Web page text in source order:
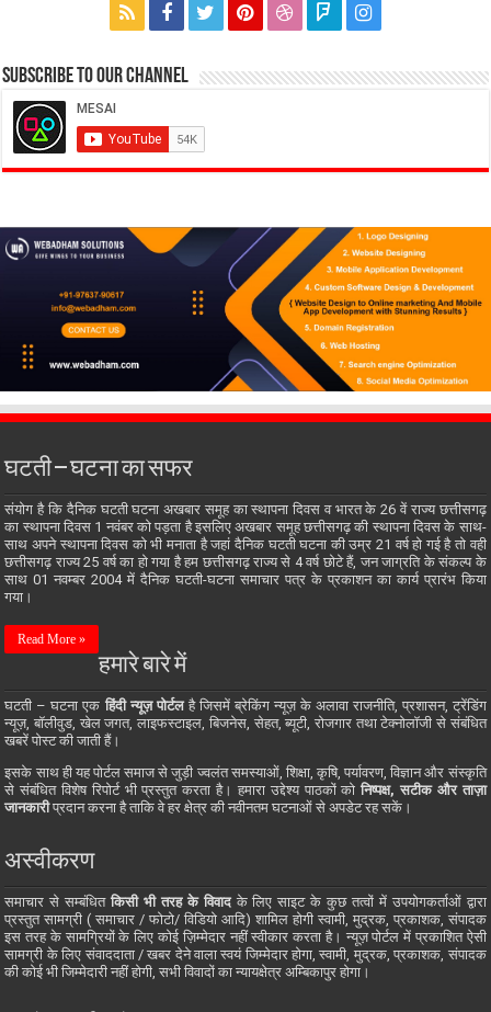
Subscribe to our Channel
घटती – घटना का सफर
संयोग है कि दैनिक घटती घटना अखबार समूह का स्थापना दिवस व भारत के 26 वें राज्य छत्तीसगढ़
का स्थापना दिवस 1 नवंबर को पड़ता है इसलिए अखबार समूह छत्तीसगढ़ की स्थापना दिवस के साथ-
साथ अपने स्थापना दिवस को भी मनाता है जहां दैनिक घटती घटना की उम्र 21 वर्ष हो गई है तो वही
छत्तीसगढ़ राज्य 25 वर्ष का हो गया है हम छत्तीसगढ़ राज्य से 4 वर्ष छोटे हैं, जन जाग्रति के संकल्प के
साथ 01 नवम्बर 2004 में दैनिक घटती-घटना समाचार पत्र के प्रकाशन का कार्य प्रारंभ किया
गया।
Read More »
हमारे बारे में
घटती – घटना एक हिंदी न्यूज़ पोर्टलहै जिसमें ब्रेकिंग न्यूज़ के अलावा राजनीति, प्रशासन, ट्रेंडिंग
न्यूज़, बॉलीवुड, खेल जगत, लाइफस्टाइल, बिजनेस, सेहत, ब्यूटी, रोजगार तथा टेक्नोलॉजी से संबंधित
खबरें पोस्ट की जाती हैं।
इसके साथ ही यह पोर्टल समाज से जुड़ी ज्वलंत समस्याओं, शिक्षा, कृषि, पर्यावरण, विज्ञान और संस्कृति
से संबंधित विशेष रिपोर्ट भी प्रस्तुत करता है। हमारा उद्देश्य पाठकों कोनिष्पक्ष, सटीक और ताज़ा
जानकारीप्रदान करना है ताकि वे हर क्षेत्र की नवीनतम घटनाओं से अपडेट रह सकें।
अस्वीकरण
समाचार से सम्बंधितकिसी भी तरह के विवादके लिए साइट के कुछ तत्वों में उपयोगकर्ताओं द्वारा
प्रस्तुत सामग्री ( समाचार / फोटो/ विडियो आदि) शामिल होगी स्वामी, मुद्रक, प्रकाशक, संपादक
इस तरह के सामग्रियों के लिए कोई ज़िम्मेदार नहीं स्वीकार करता है। न्यूज़ पोर्टल में प्रकाशित ऐसी
सामग्री के लिए संवाददाता / खबर देने वाला स्वयं जिम्मेदार होगा, स्वामी, मुद्रक, प्रकाशक, संपादक
की कोई भी जिम्मेदारी नहीं होगी, सभी विवादों का न्यायक्षेत्र अम्बिकापुर होगा।